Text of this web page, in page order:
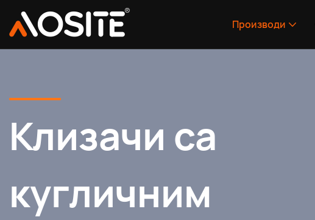
Производи
Клизачи са
кугличним